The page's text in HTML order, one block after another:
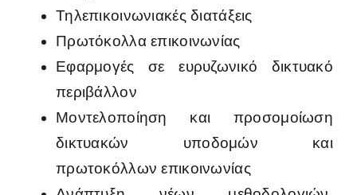
Τηλεπικοινωνιακές διατάξεις
Πρωτόκολλα επικοινωνίας
Εφαρμογές σε ευρυζωνικό δικτυακό
περιβάλλον
Μοντελοποίηση και προσομοίωση
δικτυακών υποδομών και
πρωτοκόλλων επικοινωνίας